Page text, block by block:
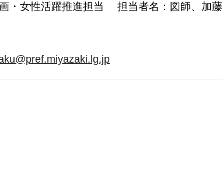
・女性活躍推進担当 担当者名：図師、加藤